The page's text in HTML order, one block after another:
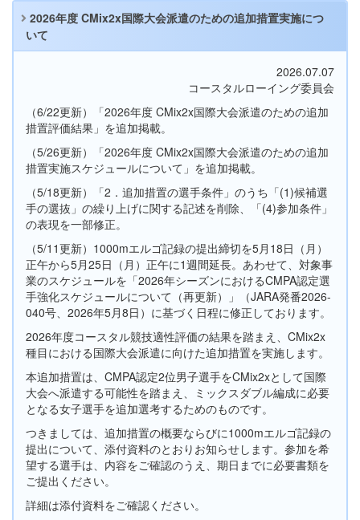
2026年度 CMix2x国際大会派遣のための追加措置実施につ
いて
2026.07.07
コースタルローイング委員会
（6/22更新）「2026年度 CMix2x国際大会派遣のための追加
措置評価結果」を追加掲載。
（5/26更新）「2026年度 CMix2x国際大会派遣のための追加
措置実施スケジュールについて」を追加掲載。
（5/18更新）「2．追加措置の選手条件」のうち「(1)候補選
手の選抜」の繰り上げに関する記述を削除、「(4)参加条件」
の表現を一部修正。
（5/11更新）1000mエルゴ記録の提出締切を5月18日（月）
正午から5月25日（月）正午に1週間延長。あわせて、対象事
業のスケジュールを「2026年シーズンにおけるCMPA認定選
手強化スケジュールについて（再更新）」（JARA発番2026-
040号、2026年5月8日）に基づく日程に修正しております。
2026年度コースタル競技適性評価の結果を踏まえ、CMix2x
種目における国際大会派遣に向けた追加措置を実施します。
本追加措置は、CMPA認定2位男子選手をCMix2xとして国際
大会へ派遣する可能性を踏まえ、ミックスダブル編成に必要
となる女子選手を追加選考するためのものです。
つきましては、追加措置の概要ならびに1000mエルゴ記録の
提出について、添付資料のとおりお知らせします。参加を希
望する選手は、内容をご確認のうえ、期日までに必要書類を
ご提出ください。
詳細は添付資料をご確認ください。